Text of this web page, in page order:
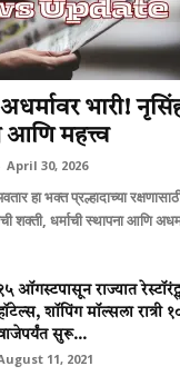
भारी!
आणि महत्त्व
April 30, 2026
हा भक्त प्रल्हादाच्या
शक्ती, धर्माची स्थापना आणि
ऑगस्टपासून राज्यात
शॉपिंग मॉल्सला रात्री
सुरू...
11, 2021